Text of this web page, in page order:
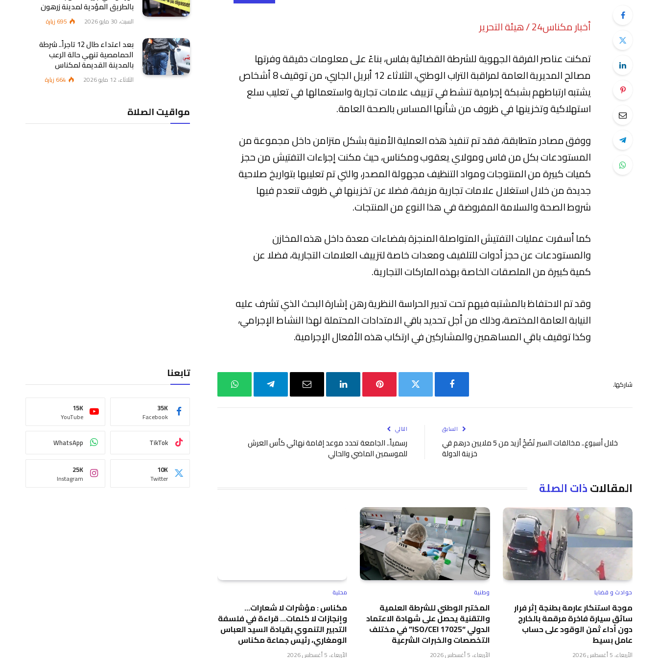
أخبار مكناس24 / هيئة التحرير
تمكنت عناصر الفرقة الجهوية للشرطة القضائية بفاس، بناءً على معلومات دقيقة وفرتها
مصالح المديرية العامة لمراقبة التراب الوطني، الثلاثاء 12 أبريل الجاري، من توقيف 8 أشخاص
يشتبه ارتباطهم بشبكة إجرامية تنشط في تزييف علامات تجارية واستعمالها في تعليب سلع
استهلاكية وتخزينها في ظروف من شأنها المساس بالصحة العامة.
ووفق مصادر متطابقة، فقد تم تنفيذ هذه العملية الأمنية بشكل متزامن داخل مجموعة من
المستودعات بكل من فاس ومولاي يعقوب ومكناس، حيث مكنت إجراءات التفتيش من حجز
كميات كبيرة من المنتوجات ومواد التنظيف مجهولة المصدر، والتي تم تعليبها بتواريخ صلاحية
جديدة من خلال استغلال علامات تجارية مزيفة، فضلا عن تخزينها في ظروف تنعدم فيها
شروط الصحة والسلامة المفروضة في هذا النوع من المنتجات.
كما أسفرت عمليات التفتيش المتواصلة المنجزة بفضاءات معدة داخل هذه المخازن
والمستودعات عن حجز أدوات للتلفيف ومعدات خاصة لتزييف العلامات التجارية، فضلا عن
كمية كبيرة من الملصقات الخاصة بهذه الماركات التجارية.
وقد تم الاحتفاظ بالمشتبه فيهم تحت تدبير الحراسة النظرية رهن إشارة البحث الذي تشرف عليه
النيابة العامة المختصة، وذلك من أجل تحديد باقي الامتدادات المحتملة لهذا النشاط الإجرامي،
وكذا توقيف باقي المساهمين والمشاركين في ارتكاب هذه الأفعال الإجرامية.
شاركها.
السابق
خلال أسبوع.. مخالفات السير تَضُخُ أزيد من 5 ملايين درهم في
خزينة الدولة
التالي
رسمياً.. الجامعة تحدد موعد إقامة نهائي كأس العرش
للموسمين الماضي والحالي
المقالاتذات الصلة
حوادث و قضايا
موجة استنكار عارمة بطنجة إثر فرار
سائق سيارة فاخرة مرقمة بالخارج
دون أداء ثمن الوقود على حساب
عامل بسيط
الأربعاء، 5 أغسطس 2026
وطنية
المختبر الوطني للشرطة العلمية
والتقنية يحصل على شهادة الاعتماد
الدولي “ISO/CEI 17025” في مختلف
التخصصات والخبرات الشرعية
الأربعاء، 5 أغسطس 2026
محلية
مكناس : مؤشرات لا شعارات…
وإنجازات لا كلمات… قراءة في فلسفة
التدبير التنموي بقيادة السيد العباس
الومغاري، رئيس جماعة مكناس
الأربعاء، 5 أغسطس 2026
بالطريق المؤدية لمدينة زرهون
السبت، 30 مايو 2026 695 زيارة
بعد اعتداء طال 12 تاجراً.. شرطة
الحمامصية تنهي حالة الرعب
بالمدينة القديمة لمكناس
الثلاثاء، 12 مايو 2026 664 زيارة
مواقيت الصلاة
تابعنا
Facebook
35K
YouTube
15K
TikTok
WhatsApp
Twitter
10K
Instagram
25K